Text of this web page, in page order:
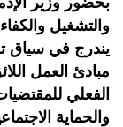
والتشغيل
يندرج في سياق
مبادئ العمل
الفعلي
والحماية